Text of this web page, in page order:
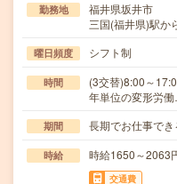
勤務地
福井県坂井市
三国(福井県)駅か
曜日頻度 シフト制
時間
(3交替)8:00～
年単位の変形労
期間 長期でお仕事でき
時給 時給1650～2063
交通費